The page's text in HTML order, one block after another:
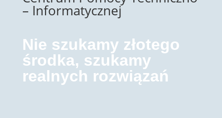
– Informatycznej
Nie szukamy złotego
środka, szukamy
realnych rozwiązań